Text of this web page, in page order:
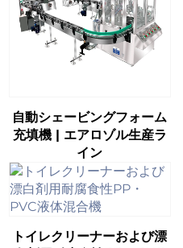
自動シェービングフォーム
充填機 | エアロゾル生産ラ
イン
トイレクリーナーおよび漂